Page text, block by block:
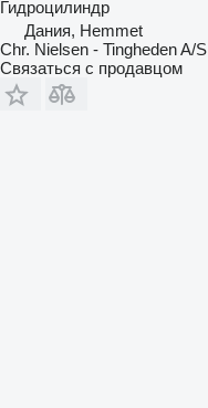
Гидроцилиндр
Дания, Hemmet
Chr. Nielsen - Tingheden A/S
Связаться с продавцом